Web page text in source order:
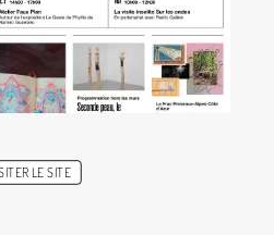
LE SITE